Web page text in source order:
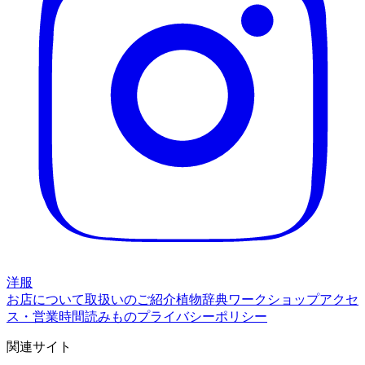
洋服
お店について取扱いのご紹介植物辞典ワークショップアクセ
ス・営業時間読みものプライバシーポリシー
関連サイト